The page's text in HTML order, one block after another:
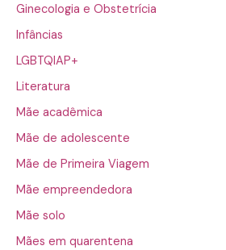
Ginecologia e Obstetrícia
Infâncias
LGBTQIAP+
Literatura
Mãe acadêmica
Mãe de adolescente
Mãe de Primeira Viagem
Mãe empreendedora
Mãe solo
Mães em quarentena